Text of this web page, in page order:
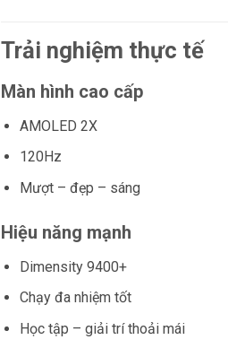
Trải nghiệm thực tế
Màn hình cao cấp
AMOLED 2X
120Hz
Mượt – đẹp – sáng
Hiệu năng mạnh
Dimensity 9400+
Chạy đa nhiệm tốt
Học tập – giải trí thoải mái